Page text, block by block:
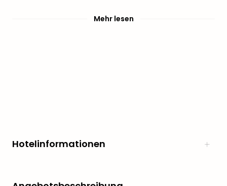
Mehr lesen
Hotelinformationen